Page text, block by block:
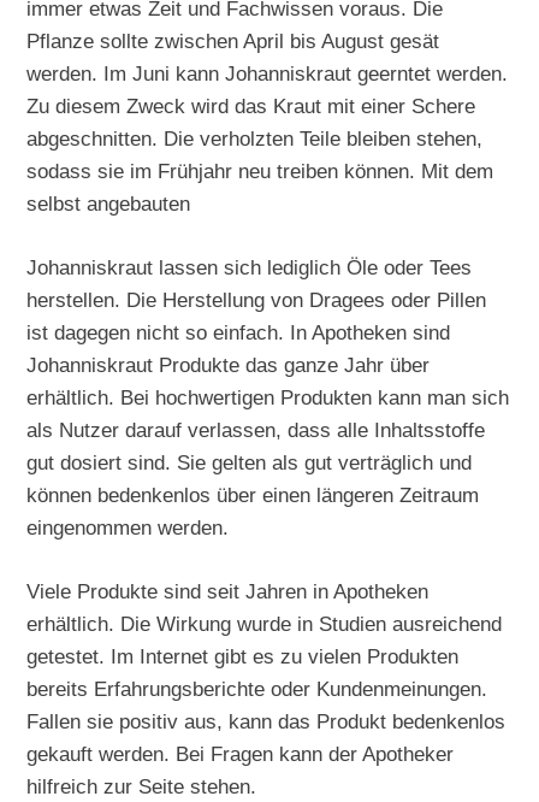
immer etwas Zeit und Fachwissen voraus. Die
Pflanze sollte zwischen April bis August gesät
werden. Im Juni kann Johanniskraut geerntet werden.
Zu diesem Zweck wird das Kraut mit einer Schere
abgeschnitten. Die verholzten Teile bleiben stehen,
sodass sie im Frühjahr neu treiben können. Mit dem
selbst angebauten
Johanniskraut lassen sich lediglich Öle oder Tees
herstellen. Die Herstellung von Dragees oder Pillen
ist dagegen nicht so einfach. In Apotheken sind
Johanniskraut Produkte das ganze Jahr über
erhältlich. Bei hochwertigen Produkten kann man sich
als Nutzer darauf verlassen, dass alle Inhaltsstoffe
gut dosiert sind. Sie gelten als gut verträglich und
können bedenkenlos über einen längeren Zeitraum
eingenommen werden.
Viele Produkte sind seit Jahren in Apotheken
erhältlich. Die Wirkung wurde in Studien ausreichend
getestet. Im Internet gibt es zu vielen Produkten
bereits Erfahrungsberichte oder Kundenmeinungen.
Fallen sie positiv aus, kann das Produkt bedenkenlos
gekauft werden. Bei Fragen kann der Apotheker
hilfreich zur Seite stehen.